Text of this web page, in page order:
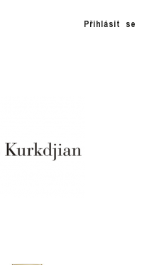
Přihlásit se